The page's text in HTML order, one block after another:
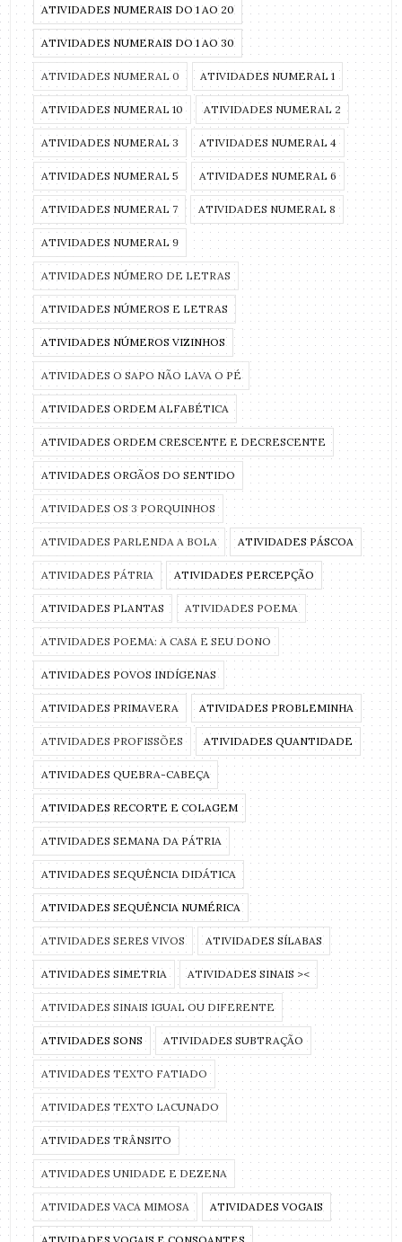
ATIVIDADES NUMERAIS DO 1 AO 20
ATIVIDADES NUMERAIS DO 1 AO 30
ATIVIDADES NUMERAL 0 ATIVIDADES NUMERAL 1
ATIVIDADES NUMERAL 10 ATIVIDADES NUMERAL 2
ATIVIDADES NUMERAL 3 ATIVIDADES NUMERAL 4
ATIVIDADES NUMERAL 5 ATIVIDADES NUMERAL 6
ATIVIDADES NUMERAL 7 ATIVIDADES NUMERAL 8
ATIVIDADES NUMERAL 9
ATIVIDADES NÚMERO DE LETRAS
ATIVIDADES NÚMEROS E LETRAS
ATIVIDADES NÚMEROS VIZINHOS
ATIVIDADES O SAPO NÃO LAVA O PÉ
ATIVIDADES ORDEM ALFABÉTICA
ATIVIDADES ORDEM CRESCENTE E DECRESCENTE
ATIVIDADES ORGÃOS DO SENTIDO
ATIVIDADES OS 3 PORQUINHOS
ATIVIDADES PARLENDA A BOLA ATIVIDADES PÁSCOA
ATIVIDADES PÁTRIA ATIVIDADES PERCEPÇÃO
ATIVIDADES PLANTAS ATIVIDADES POEMA
ATIVIDADES POEMA: A CASA E SEU DONO
ATIVIDADES POVOS INDÍGENAS
ATIVIDADES PRIMAVERA ATIVIDADES PROBLEMINHA
ATIVIDADES PROFISSÕES ATIVIDADES QUANTIDADE
ATIVIDADES QUEBRA-CABEÇA
ATIVIDADES RECORTE E COLAGEM
ATIVIDADES SEMANA DA PÁTRIA
ATIVIDADES SEQUÊNCIA DIDÁTICA
ATIVIDADES SEQUÊNCIA NUMÉRICA
ATIVIDADES SERES VIVOS ATIVIDADES SÍLABAS
ATIVIDADES SIMETRIA ATIVIDADES SINAIS ><
ATIVIDADES SINAIS IGUAL OU DIFERENTE
ATIVIDADES SONS ATIVIDADES SUBTRAÇÃO
ATIVIDADES TEXTO FATIADO
ATIVIDADES TEXTO LACUNADO
ATIVIDADES TRÂNSITO
ATIVIDADES UNIDADE E DEZENA
ATIVIDADES VACA MIMOSA ATIVIDADES VOGAIS